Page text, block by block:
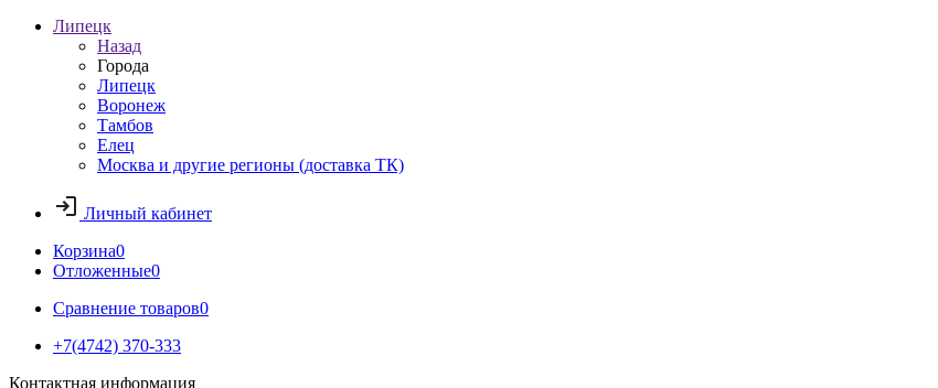
Липецк
Назад
Города
Липецк
Воронеж
Тамбов
Елец
Москва и другие регионы (доставка ТК)
Личный кабинет
Корзина0
Отложенные0
Сравнение товаров0
+7(4742) 370-333
Контактная информация